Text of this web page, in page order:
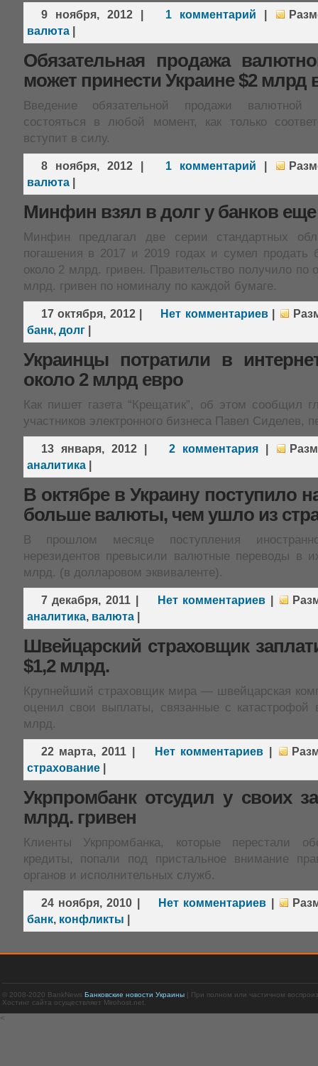
9 ноября, 2012| 1 комментарий
валюта|
Обязательная продажа
может принести Украине $2 млрд
Введение обязательной продажи валютной
состояться в любой момент, как только
вступит в силу.
8 ноября, 2012| 1 комментарий
валюта|
Минфин взял в долг у банков
Минфин предлагал две серии стандартных
погашения в 2017 и 2019 годах и сумел продать
около 2 млрд. гривен. Правительство получило по
млрд. гривен по номиналу по каждой бумаге.
17 октября, 2012| Нет комментариев
банк, долг|
Украинцы потратили в
около 2 млрд евро
Как пишет газета “Крещатик”, об этом сообщил
участников электронного бизнеса Павел Сиделев,
13 января, 2012 2 комментария
аналитика|
В октябре в Украину поступило
больше валюты, чем ушло из
В прошлом месяце поступления
нерезидентов превысили валютные переводы в
млрд. (в долларовом эквиваленте).
7 декабря, 2011 Нет комментариев
аналитика, валюта|
Швейцарский страховщик
$1,2 млрд.
Крупнейший страховщик мира — швейцарская
оценил свои выплаты, связанные с
млрд.
22 марта, 2011 Нет комментариев
страхование|
Укрпромбанк отсудил у своих
млрд. гривен
Клиенты Укрпромбанка, которые перестали
кредиты, попали под пристальное внимание
органов и исполнительных служб.
24 ноября, 2010 Нет комментариев
банк, конфликты
© 2008-2020 BankNews Банковские новости Украины| При полном или частичном
Хостинг сайта осуществляет Mirohost.net.
<